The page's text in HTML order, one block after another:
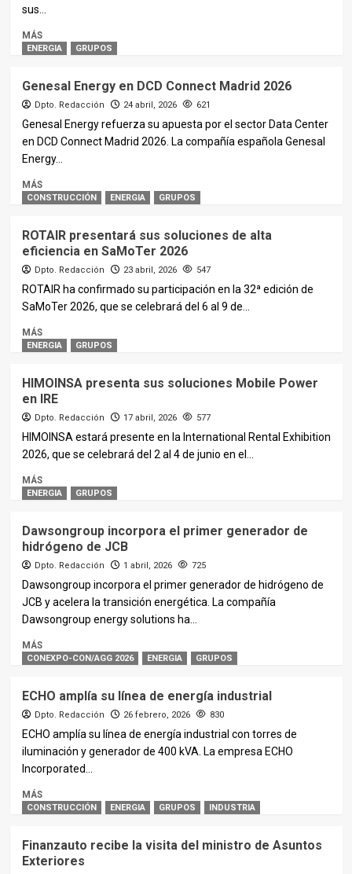
sus...
MÁS
ENERGIA GRUPOS
Genesal Energy en DCD Connect Madrid 2026
Dpto. Redacción 24 abril, 2026 621
Genesal Energy refuerza su apuesta por el sector Data Center
en DCD Connect Madrid 2026. La compañía española Genesal
Energy...
MÁS
CONSTRUCCIÓN ENERGIA GRUPOS
ROTAIR presentará sus soluciones de alta
eficiencia en SaMoTer 2026
Dpto. Redacción 23 abril, 2026 547
ROTAIR ha confirmado su participación en la 32ª edición de
SaMoTer 2026, que se celebrará del 6 al 9 de...
MÁS
ENERGIA GRUPOS
HIMOINSA presenta sus soluciones Mobile Power
en IRE
Dpto. Redacción 17 abril, 2026 577
HIMOINSA estará presente en la International Rental Exhibition
2026, que se celebrará del 2 al 4 de junio en el...
MÁS
ENERGIA GRUPOS
Dawsongroup incorpora el primer generador de
hidrógeno de JCB
Dpto. Redacción 1 abril, 2026 725
Dawsongroup incorpora el primer generador de hidrógeno de
JCB y acelera la transición energética. La compañía
Dawsongroup energy solutions ha...
MÁS
CONEXPO-CON/AGG 2026 ENERGIA GRUPOS
ECHO amplía su línea de energía industrial
Dpto. Redacción 26 febrero, 2026 830
ECHO amplía su línea de energía industrial con torres de
iluminación y generador de 400 kVA. La empresa ECHO
Incorporated...
MÁS
CONSTRUCCIÓN ENERGIA GRUPOS INDUSTRIA
Finanzauto recibe la visita del ministro de Asuntos
Exteriores